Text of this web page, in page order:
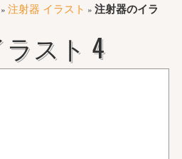
» 注射器 イラスト » 注射器のイラ
スト 4